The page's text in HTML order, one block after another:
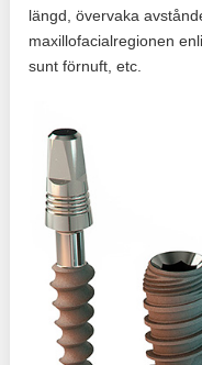
längd, övervaka
maxillofacialregionen
sunt förnuft, etc.